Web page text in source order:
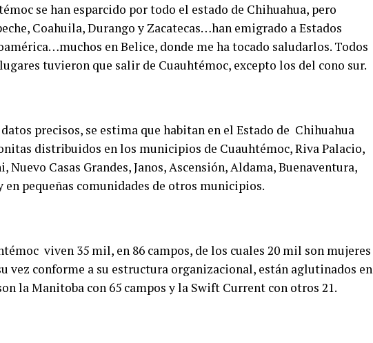
se han esparcido por todo el estado de Chihuahua, pero
Coahuila, Durango y Zacatecas…han emigrado a Estados
en Belice, donde me ha tocado saludarlos. Todos
tuvieron que salir de Cuauhtémoc, excepto los del cono sur.
precisos, se estima que habitan en el Estado de Chihuahua
distribuidos en los municipios de Cuauhtémoc, Riva Palacio,
Casas Grandes, Janos, Ascensión, Aldama, Buenaventura,
pequeñas comunidades de otros municipios.
viven 35 mil, en 86 campos, de los cuales 20 mil son mujeres
vez conforme a su estructura organizacional, están aglutinados en
la Manitoba con 65 campos y la Swift Current con otros 21.